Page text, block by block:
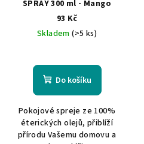
SPRAY 300 ml - Mango
93 Kč
Skladem(>5 ks)
Do košíku
Pokojové spreje ze 100%
éterických olejů, přiblíží
přírodu Vašemu domovu a